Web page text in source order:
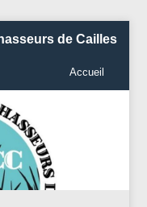
de Cailles
Accueil